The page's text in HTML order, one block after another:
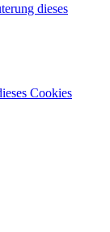
dieses
Cookies